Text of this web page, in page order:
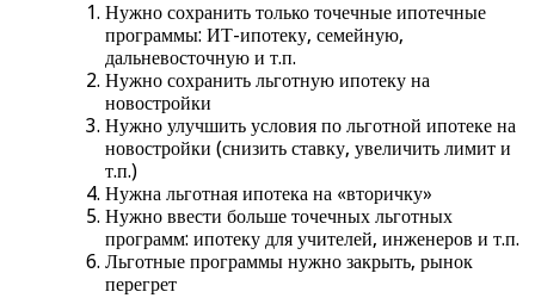
Нужно сохранить только точечные ипотечные
программы: ИТ-ипотеку, семейную,
дальневосточную и т.п.
Нужно сохранить льготную ипотеку на
новостройки
Нужно улучшить условия по льготной ипотеке на
новостройки (снизить ставку, увеличить лимит и
т.п.)
Нужна льготная ипотека на «вторичку»
Нужно ввести больше точечных льготных
программ: ипотеку для учителей, инженеров и т.п.
Льготные программы нужно закрыть, рынок
перегрет